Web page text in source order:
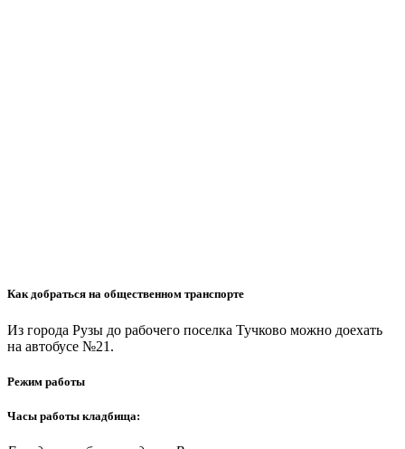
Как добраться на общественном транспорте
Из города Рузы до рабочего поселка Тучково можно доехать
на автобусе №21.
Режим работы
Часы работы кладбища: